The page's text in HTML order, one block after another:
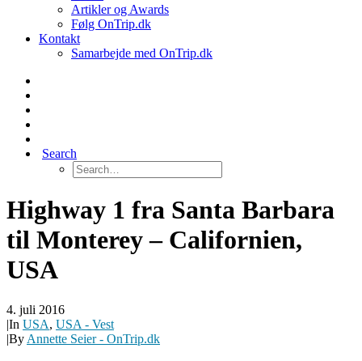
Artikler og Awards
Følg OnTrip.dk
Kontakt
Samarbejde med OnTrip.dk
Search
Highway 1 fra Santa Barbara
til Monterey – Californien,
USA
4. juli 2016
|In USA, USA - Vest
|By Annette Seier - OnTrip.dk